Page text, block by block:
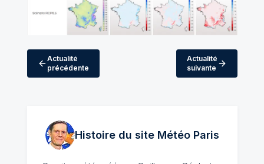
Actualité
précédente
Actualité
suivante
Histoire du site MétéoParis